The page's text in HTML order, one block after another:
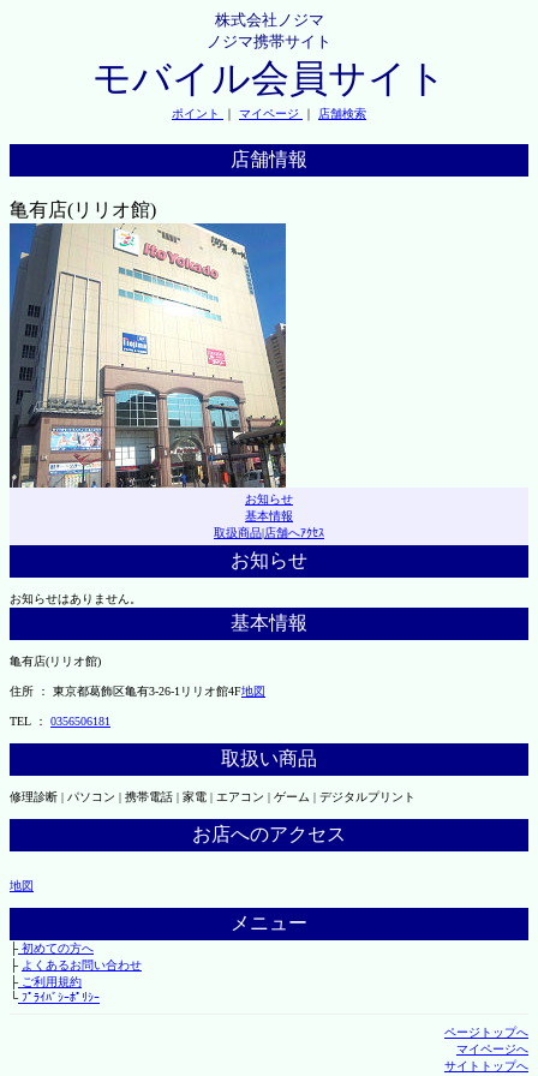
株式会社ノジマ
ノジマ携帯サイト
モバイル会員サイト
ポイント ｜ マイページ ｜ 店舗検索
店舗情報
亀有店(リリオ館)
お知らせ
基本情報
取扱商品|店舗へｱｸｾｽ
お知らせ
お知らせはありません。
基本情報
亀有店(リリオ館)
住所 ： 東京都葛飾区亀有3-26-1リリオ館4F地図
TEL ： 0356506181
取扱い商品
修理診断 | パソコン | 携帯電話 | 家電 | エアコン | ゲーム | デジタルプリント
お店へのアクセス
地図
メニュー
├初めての方へ
├ よくあるお問い合わせ
├ご利用規約
└ﾌﾟﾗｲﾊﾞｼｰﾎﾟﾘｼｰ
ページトップへ
マイページへ
サイトトップへ